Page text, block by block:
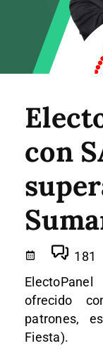
con
181
ofrecido
patrones,
Fiesta).